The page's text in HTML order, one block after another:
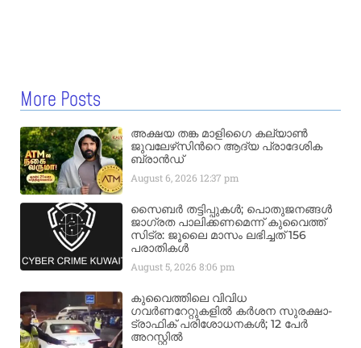
More Posts
അക്ഷയ തങ്ക മാളിഗൈ കല്യാണ്‍
ജുവലേഴ്‌സിന്‍റെ ആദ്യ പ്രാദേശിക
ബ്രാന്‍ഡ്
August 6, 2026 12:37 pm
സൈബർ തട്ടിപ്പുകൾ; പൊതുജനങ്ങൾ
ജാഗ്രത പാലിക്കണമെന്ന് കുവൈത്ത്
സിട്ര: ജൂലൈ മാസം ലഭിച്ചത് 156
പരാതികൾ
August 5, 20268:06 pm
കുവൈത്തിലെ വിവിധ
ഗവർണറേറ്റുകളിൽ കർശന സുരക്ഷാ-
ട്രാഫിക് പരിശോധനകൾ; 12 പേർ
അറസ്റ്റിൽ